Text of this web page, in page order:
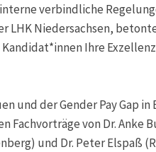
verbindliche
Niedersachsen,
Ihre
und der Gender Pay Gap
Fachvorträge von Dr. Anke
und Dr. Peter Elspaß